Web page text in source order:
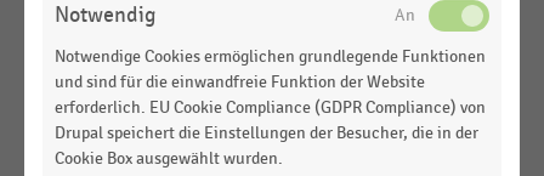
INTERNATIONALER HANDEL
Verkaufsfläche der Spar International nach
Ländern (2017-2021)
INTERNATIONALER HANDEL |STATISTIK
Einzelhandelsumsatz der Spar International nach
Ländern (2017-2021)
Notwendig
Notwendige Cookies ermöglichen grundlegende Funktionen
und sind für die einwandfreie Funktion der Website
erforderlich. EU Cookie Compliance (GDPR Compliance) von
Drupal speichert die Einstellungen der Besucher, die in der
Cookie Box ausgewählt wurden.